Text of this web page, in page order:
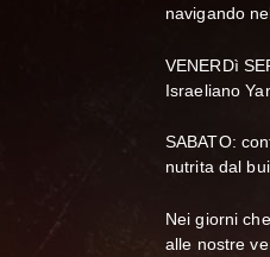
navigando
VENERDì
Israeliano
SABATO:
nutrita dal
Nei giorni
alle nostre